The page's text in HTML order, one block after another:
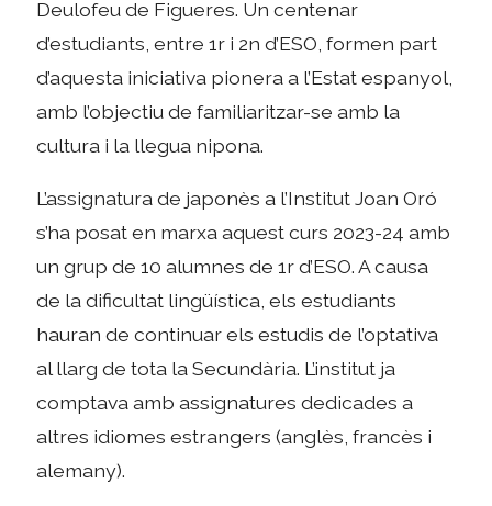
Deulofeu de Figueres. Un centenar
d’estudiants, entre 1r i 2n d’ESO, formen part
d’aquesta iniciativa pionera a l’Estat espanyol,
amb l’objectiu de familiaritzar-se amb la
cultura i la llegua nipona.
L’assignatura de japonès a l’Institut Joan Oró
s’ha posat en marxa aquest curs 2023-24 amb
un grup de 10 alumnes de 1r d’ESO. A causa
de la dificultat lingüística, els estudiants
hauran de continuar els estudis de l’optativa
al llarg de tota la Secundària. L’institut ja
comptava amb assignatures dedicades a
altres idiomes estrangers (anglès, francès i
alemany).